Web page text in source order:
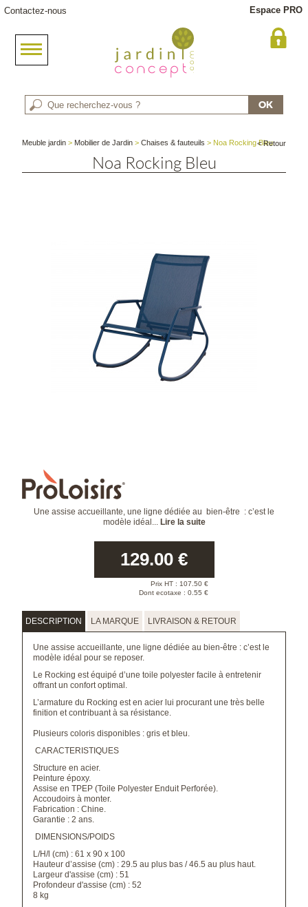
Contactez-nous Espace PRO
Meuble jardin > Mobilier de Jardin >Chaises & fauteuils > Noa Rocking Bleu
< Retour
Noa Rocking Bleu
Une assise accueillante, une ligne dédiée au bien-être : c’est le
modèle idéal... Lire la suite
129.00 €
Prix HT : 107.50 €
Dont ecotaxe : 0.55 €
DESCRIPTION LA MARQUE LIVRAISON & RETOUR
Une assise accueillante, une ligne dédiée au bien-être : c’est le
modèle idéal pour se reposer.
Le Rocking est équipé d’unetoile polyester facile à entretenir
offrantun confort optimal.
L’armature du Rocking est en acier lui procurant une très belle
finition et contribuant à sa résistance.
Plusieurs coloris disponibles : gris et bleu.
CARACTERISTIQUES
Structure en acier.
Peinture époxy.
Assise en TPEP (Toile Polyester Enduit Perforée).
Accoudoirs à monter.
Fabrication : Chine.
Garantie : 2 ans.
DIMENSIONS/POIDS
L/H/l (cm) : 61 x 90 x 100
Hauteur d’assise (cm) : 29.5 au plus bas / 46.5 au plus haut.
Largeur d'assise (cm) : 51
Profondeur d'assise (cm) : 52
8 kg